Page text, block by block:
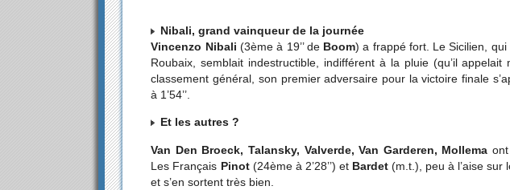
Nibali, grand vainqueur de la journée
Vincenzo Nibali (3ème à 19’’ de Boom) a frappé fort. Le Sicilien, qui
Roubaix, semblait indestructible, indifférent à la pluie (qu’il
classement général, son premier adversaire pour la victoire finale
à 1’54’’.
Et les autres ?
Van Den Broeck, Talansky, Valverde, Van Garderen, Mollema
Les Français Pinot(24ème à 2’28’’) etBardet(m.t.), peu à l’aise sur
et s’en sortent très bien.